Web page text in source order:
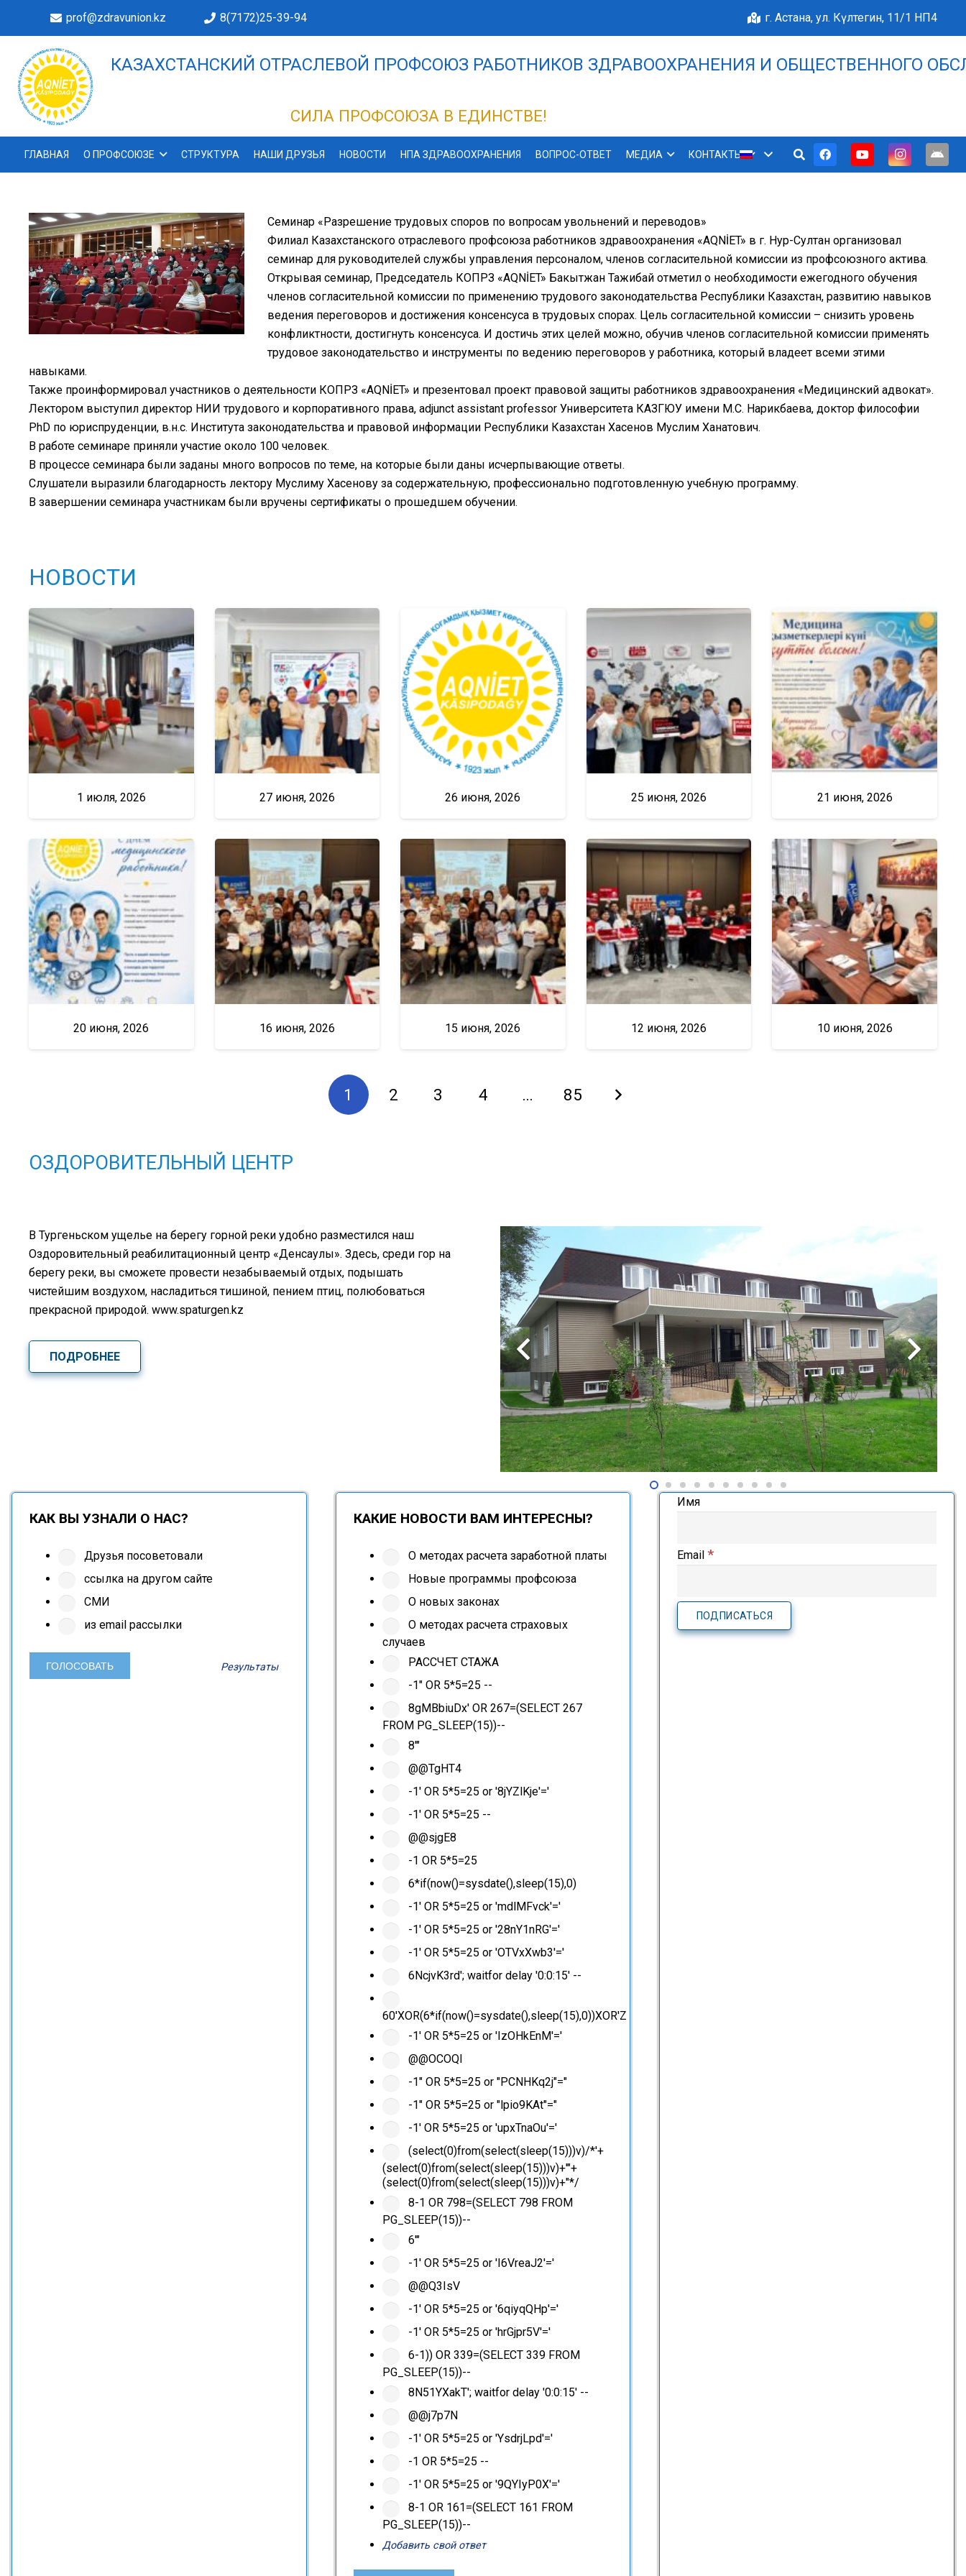
prof@zdravunion.kz 8(7172)25-39-94 г. Астана, ул. Күлтегин, 11/1 НП4
КАЗАХСТАНСКИЙ ОТРАСЛЕВОЙ ПРОФСОЮЗ РАБОТНИКОВ ЗДРАВООХРАНЕНИЯ И ОБЩЕСТВЕННОГО
СИЛА ПРОФСОЮЗА В ЕДИНСТВЕ!
ГЛАВНАЯ О ПРОФСОЮЗЕ СТРУКТУРА НАШИ ДРУЗЬЯ НОВОСТИ НПА ЗДРАВООХРАНЕНИЯ ВОПРОС-ОТВЕТ МЕДИА КОНТАКТЫ
Семинар «Разрешение трудовых споров по вопросам увольнений и переводов»
Филиал Казахстанского отраслевого профсоюза работников здравоохранения «AQNİET» в г. Нур-Султан организовал
семинар для руководителей службы управления персоналом, членов согласительной комиссии из профсоюзного актива.
Открывая семинар, Председатель КОПРЗ «AQNİET» Бакытжан Тажибай отметил о необходимости ежегодного обучения
членов согласительной комиссии по применению трудового законодательства Республики Казахстан, развитию навыков
ведения переговоров и достижения консенсуса в трудовых спорах. Цель согласительной комиссии – снизить уровень
конфликтности, достигнуть консенсуса. И достичь этих целей можно, обучив членов согласительной комиссии применять
трудовое законодательство и инструменты по ведению переговоров у работника, который владеет всеми этими
навыками.
Также проинформировал участников о деятельности КОПРЗ «AQNİET» и презентовал проект правовой защиты работников здравоохранения «Медицинский адвокат».
Лектором выступил директор НИИ трудового и корпоративного права, аdjunct assistant professor Университета КАЗГЮУ имени М.С. Нарикбаева, доктор философии
PhD по юриспруденции, в.н.с. Института законодательства и правовой информации Республики Казахстан Хасенов Муслим Ханатович.
В работе семинаре приняли участие около 100 человек.
В процессе семинара были заданы много вопросов по теме, на которые были даны исчерпывающие ответы.
Слушатели выразили благодарность лектору Муслиму Хасенову за содержательную, профессионально подготовленную учебную программу.
В завершении семинара участникам были вручены сертификаты о прошедшем обучении.
НОВОСТИ
1 июля, 2026 27 июня, 2026 26 июня, 2026 25 июня, 2026 21 июня, 2026
20 июня, 2026 16 июня, 2026 15 июня, 2026 12 июня, 2026 10 июня, 2026
1 2 3 4 … 85
ОЗДОРОВИТЕЛЬНЫЙ ЦЕНТР
В Тургеньском ущелье на берегу горной реки удобно разместился наш
Оздоровительный реабилитационный центр «Денсаулық». Здесь, среди гор на
берегу реки, вы сможете провести незабываемый отдых, подышать
чистейшим воздухом, насладиться тишиной, пением птиц, полюбоваться
прекрасной природой. www.spaturgen.kz
ПОДРОБНЕЕ
КАК ВЫ УЗНАЛИ О НАС?
Друзья посоветовали
ссылка на другом сайте
СМИ
из email рассылки
Результаты
КАКИЕ НОВОСТИ ВАМ ИНТЕРЕСНЫ?
О методах расчета заработной платы
Новые программы профсоюза
О новых законах
О методах расчета страховых
случаев
РАССЧЕТ СТАЖА
-1" OR 5*5=25 --
8gMBbiuDx' OR 267=(SELECT 267
FROM PG_SLEEP(15))--
8'"
@@TgHT4
-1' OR 5*5=25 or '8jYZlKje'='
-1' OR 5*5=25 --
@@sjgE8
-1 OR 5*5=25
6*if(now()=sysdate(),sleep(15),0)
-1' OR 5*5=25 or 'mdlMFvck'='
-1' OR 5*5=25 or '28nY1nRG'='
-1' OR 5*5=25 or 'OTVxXwb3'='
6NcjvK3rd'; waitfor delay '0:0:15' --
60'XOR(6*if(now()=sysdate(),sleep(15),0))XOR'Z
-1' OR 5*5=25 or 'IzOHkEnM'='
@@OCOQl
-1" OR 5*5=25 or "PCNHKq2j"="
-1" OR 5*5=25 or "lpio9KAt"="
-1' OR 5*5=25 or 'upxTnaOu'='
(select(0)from(select(sleep(15)))v)/*'+
(select(0)from(select(sleep(15)))v)+'"+
(select(0)from(select(sleep(15)))v)+"*/
8-1 OR 798=(SELECT 798 FROM
PG_SLEEP(15))--
6'"
-1' OR 5*5=25 or 'I6VreaJ2'='
@@Q3IsV
-1' OR 5*5=25 or '6qiyqQHp'='
-1' OR 5*5=25 or 'hrGjpr5V'='
6-1)) OR 339=(SELECT 339 FROM
PG_SLEEP(15))--
8N51YXakT'; waitfor delay '0:0:15' --
@@j7p7N
-1' OR 5*5=25 or 'YsdrjLpd'='
-1 OR 5*5=25 --
-1' OR 5*5=25 or '9QYIyP0X'='
8-1 OR 161=(SELECT 161 FROM
PG_SLEEP(15))--
Добавить свой ответ
Имя
Email*